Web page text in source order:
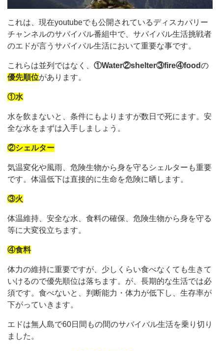
これは、現在youtubeでも公開されているディスカバリー
チャンネルのサバイバル番組中で、サバイバル生活挑戦者
のエドが言うサバイバル生活において重要な事です。
これらは並列ではなく、 ①Water②shelter③fire④foodの
優先順位があります。
①水
水を飲まないと、条件にもよりますが数日で死にます。安
全な水をまずは入手しましょう。
②シェルター
気温変化や風雨、危険生物から身を守るシェルターも重要
です。体温低下は直接的に生命を危険に晒します。
③火
体温維持、安全な水、食料の確保、危険生物から身を守る
等に大変役立ちます。
④食料
体力の維持に重要ですが、少しくらい食べなくても生きて
いけるので優先順位は落ちます。が、長期的な生活では必
須です。食べないと、判断能力・体力が低下し、生存率が
下がっていきます。
エドは無人島で60日間もの間のサバイバル生活を乗り切り
ました。